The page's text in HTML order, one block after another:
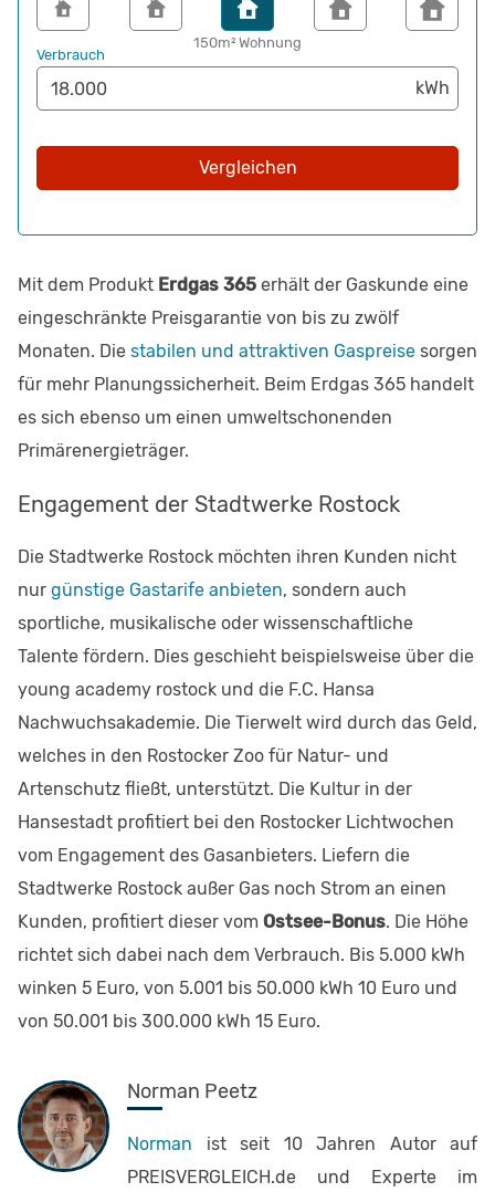
150m² Wohnung
Verbrauch
Vergleichen
Mit dem Produkt Erdgas 365 erhält der Gaskunde eine
eingeschränkte Preisgarantie von bis zu zwölf
Monaten. Die stabilen und attraktiven Gaspreise sorgen
für mehr Planungssicherheit. Beim Erdgas 365 handelt
es sich ebenso um einen umweltschonenden
Primärenergieträger.
Engagement der Stadtwerke Rostock
Die Stadtwerke Rostock möchten ihren Kunden nicht
nur günstige Gastarife anbieten, sondern auch
sportliche, musikalische oder wissenschaftliche
Talente fördern. Dies geschieht beispielsweise über die
young academy rostock und die F.C. Hansa
Nachwuchsakademie. Die Tierwelt wird durch das Geld,
welches in den Rostocker Zoo für Natur- und
Artenschutz fließt, unterstützt. Die Kultur in der
Hansestadt profitiert bei den Rostocker Lichtwochen
vom Engagement des Gasanbieters. Liefern die
Stadtwerke Rostock außer Gas noch Strom an einen
Kunden, profitiert dieser vom Ostsee-Bonus. Die Höhe
richtet sich dabei nach dem Verbrauch. Bis 5.000 kWh
winken 5 Euro, von 5.001 bis 50.000 kWh 10 Euro und
von 50.001 bis 300.000 kWh 15 Euro.
Norman Peetz
Norman ist seit 10 Jahren Autor auf
PREISVERGLEICH.de und Experte im